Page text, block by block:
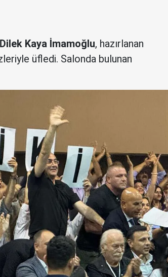
Dilek Kaya İmamoğlu, hazırlanan
üfledi. Salonda bulunan